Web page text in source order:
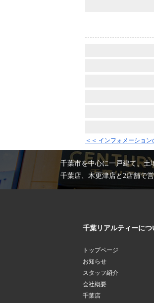
＜＜ インフォメーショ
千葉市を中心に一戸建て、土
千葉店、木更津店と2店舗で
千葉リアルティーにつ
トップページ
お知らせ
スタッフ紹介
会社概要
千葉店